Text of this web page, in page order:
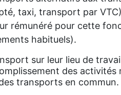
taxi, transport par
rémunéré pour cette
habituels).
sur leur lieu de
des
transports en commun.